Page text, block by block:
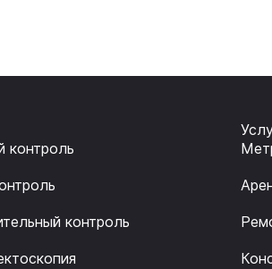
контроль
контроль